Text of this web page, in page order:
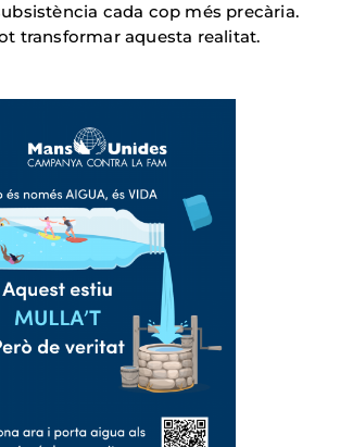
cada cop més precària.
transformar aquesta realitat.